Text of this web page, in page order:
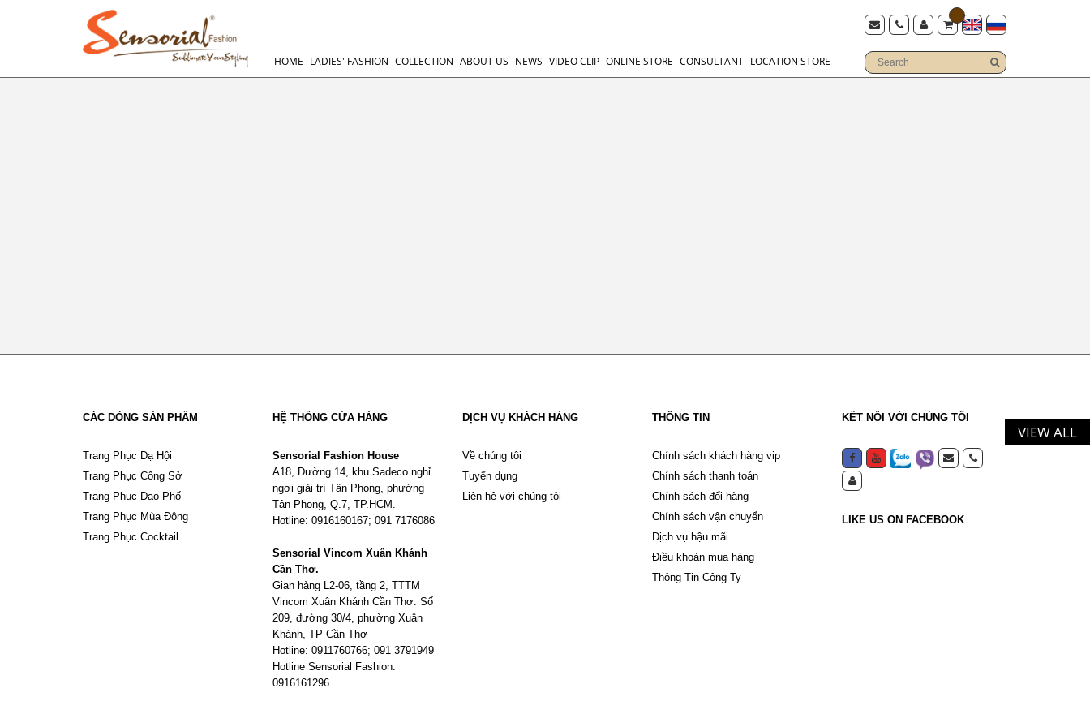
HOME LADIES' FASHION COLLECTION ABOUT US NEWS VIDEO CLIP ONLINE STORE CONSULTANT LOCATION STORE
VIEW ALL
CÁC DÒNG SẢN PHẨM
Trang Phục Dạ Hội
Trang Phục Công Sở
Trang Phục Dạo Phố
Trang Phục Mùa Đông
Trang Phục Cocktail
HỆ THỐNG CỬA HÀNG
Sensorial Fashion House
A18, Đường 14, khu Sadeco nghỉ
ngơi giải trí Tân Phong, phường
Tân Phong, Q.7, TP.HCM.
Hotline: 0916160167; 091 7176086
Sensorial Vincom Xuân Khánh
Cần Thơ.
Gian hàng L2-06, tầng 2, TTTM
Vincom Xuân Khánh Cần Thơ. Số
209, đường 30/4, phường Xuân
Khánh, TP Cần Thơ
Hotline: 0911760766; 091 3791949
Hotline Sensorial Fashion:
0916161296
DỊCH VỤ KHÁCH HÀNG
Về chúng tôi
Tuyển dụng
Liên hệ với chúng tôi
THÔNG TIN
Chính sách khách hàng vip
Chính sách thanh toán
Chính sách đổi hàng
Chính sách vận chuyển
Dịch vụ hậu mãi
Điều khoản mua hàng
Thông Tin Công Ty
KẾT NỐI VỚI CHÚNG TÔI
LIKE US ON FACEBOOK